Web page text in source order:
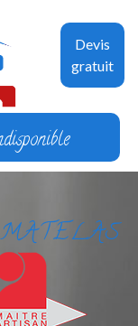
Devis
gratuit